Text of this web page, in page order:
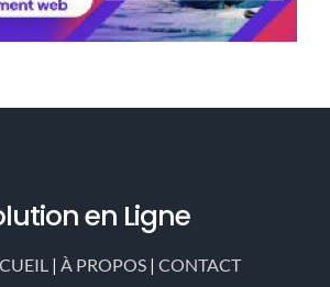
en Ligne
| À PROPOS | CONTACT